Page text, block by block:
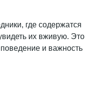
где содержатся
их вживую. Это
и важность